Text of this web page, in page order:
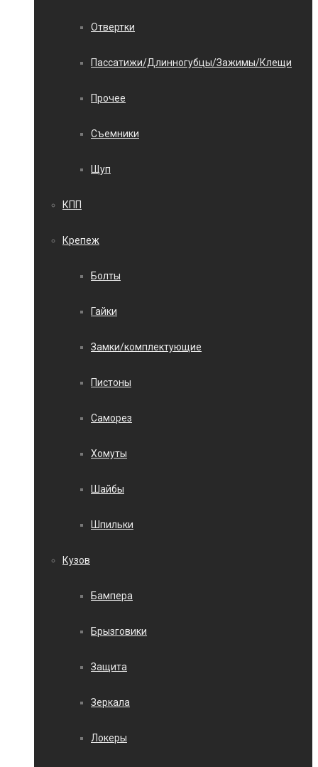
Отвертки
Пассатижи/Длинногубцы/Зажимы/Клещи
Прочее
Съемники
Щуп
КПП
Крепеж
Болты
Гайки
Замки/комплектующие
Пистоны
Саморез
Хомуты
Шайбы
Шпильки
Кузов
Бампера
Брызговики
Защита
Зеркала
Локеры